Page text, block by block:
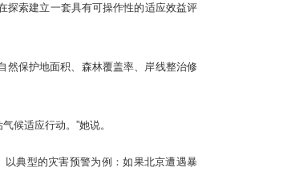
探索建立一套具有可操作性的适应效益评
然保护地面积、森林覆盖率、岸线整治修
候适应行动。”她说。
典型的灾害预警为例：如果北京遭遇暴